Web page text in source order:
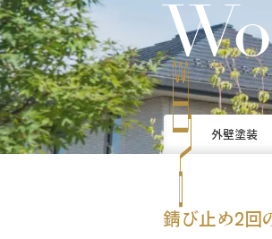
外壁塗装
錆び止め2回